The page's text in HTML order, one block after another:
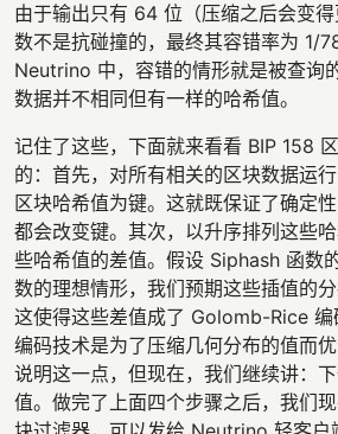
由于输出只有 64 位（压缩之后会变
数不是抗碰撞的，最终其容错率为 1/
Neutrino 中，容错的情形就是被查询
数据并不相同但有一样的哈希值。
记住了这些，下面就来看看 BIP 158
的：首先，对所有相关的区块数据运
区块哈希值为键。这就既保证了确定
都会改变键。其次，以升序排列这些
些哈希值的差值。假设 Siphash 函数
数的理想情形，我们预期这些插值的
这使得这些差值成了 Golomb-Rice 编
编码技术是为了压缩几何分布的值而
说明这一点，但现在，我们继续讲：
值。做完了上面四个步骤之后，我们